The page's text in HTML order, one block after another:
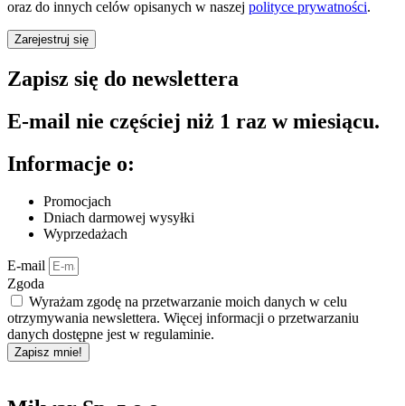
oraz do innych celów opisanych w naszej polityce prywatności.
Zarejestruj się
Zapisz się do newslettera
E-mail nie częściej niż 1 raz w miesiącu.
Informacje o:
Promocjach
Dniach darmowej wysyłki
Wyprzedażach
E-mail
Zgoda
Wyrażam zgodę na przetwarzanie moich danych w celu
otrzymywania newslettera. Więcej informacji o przetwarzaniu
danych dostępne jest w regulaminie.
Zapisz mnie!